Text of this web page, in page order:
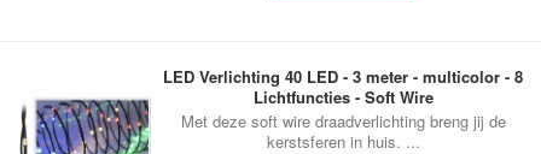
LED Verlichting 40 LED - 3 meter - multicolor - 8
Lichtfuncties - Soft Wire
Met deze soft wire draadverlichting breng jij de
kerstsferen in huis. ...